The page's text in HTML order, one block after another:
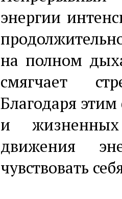
энергии
на полном
смягчает
Благодаря
и жизненных
движения
чувствовать